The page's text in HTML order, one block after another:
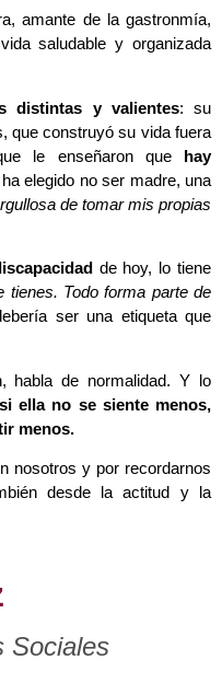
amante de la gastronmía,
saludable y organizada
distintas y valientes: su
que construyó su vida fuera
le enseñaron que hay
elegido no ser madre, una
de tomar mis propias
de hoy, lo tiene
tienes. Todo forma parte de
ser una etiqueta que
habla de normalidad. Y lo
si ella no se siente menos,
menos.
nosotros y por recordarnos
desde la actitud y la
Sociales